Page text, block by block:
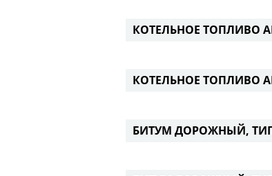
КОТЕЛЬНОЕ ТОПЛИВО
КОТЕЛЬНОЕ ТОПЛИВО
БИТУМ ДОРОЖНЫЙ,